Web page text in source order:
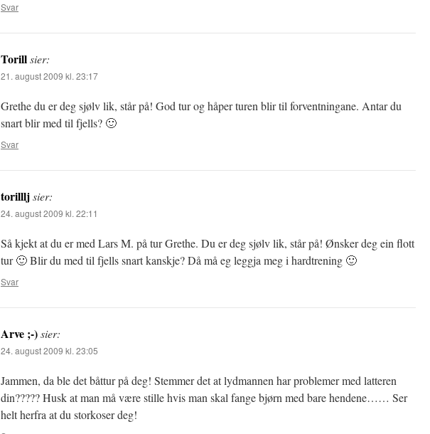
Svar
Torillsier:
21. august 2009 kl. 23:17
Grethe du er deg sjølv lik, står på! God tur og håper turen blir til forventningane. Antar du
snart blir med til fjells? 🙂
Svar
torillljsier:
24. august 2009 kl. 22:11
Så kjekt at du er med Lars M. på tur Grethe. Du er deg sjølv lik, står på! Ønsker deg ein flott
tur 🙂 Blir du med til fjells snart kanskje? Då må eg leggja meg i hardtrening 🙂
Svar
Arve ;-)sier:
24. august 2009 kl. 23:05
Jammen, da ble det båttur på deg! Stemmer det at lydmannen har problemer med latteren
din????? Husk at man må være stille hvis man skal fange bjørn med bare hendene…… Ser
helt herfra at du storkoser deg!